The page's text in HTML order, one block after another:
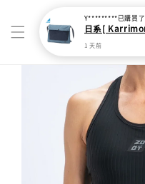
Y*********已購買了
1 天前